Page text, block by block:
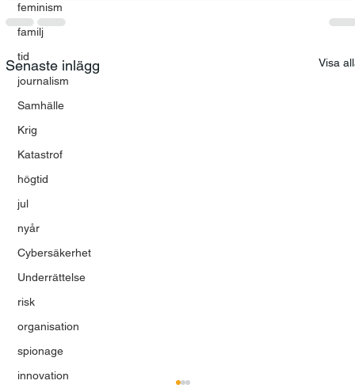
feminism
familj
tid
journalism
Samhälle
Krig
Katastrof
högtid
jul
nyår
Cybersäkerhet
Underrättelse
risk
organisation
spionage
innovation
Senaste inlägg Visa